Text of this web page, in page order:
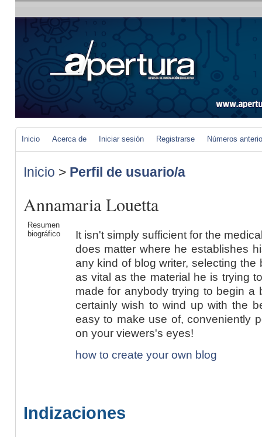
Inicio Acerca de Iniciar sesión Registrarse Números
Inicio > Perfil de usuario/a
Annamaria Louetta
Resumen
biográfico
It isn't simply sufficient for the
does matter where he establishes
any kind of blog writer, selecting
as vital as the material he is trying
made for anybody trying to begin a
certainly wish to wind up with the
easy to make use of, conveniently
on your viewers's eyes!
how to create your own blog
Indizaciones